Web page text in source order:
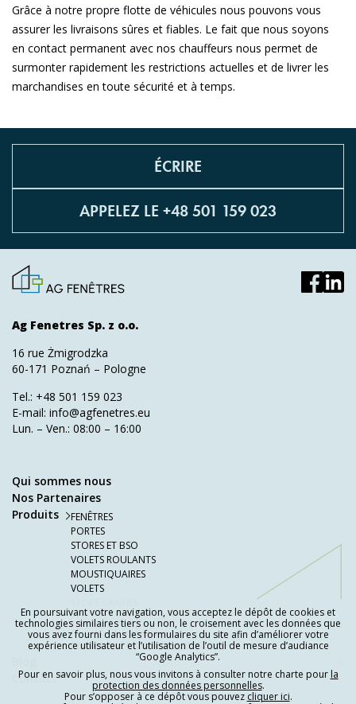
Grâce à notre propre flotte de véhicules nous pouvons vous
assurer les livraisons sûres et fiables. Le fait que nous soyons
en contact permanent avec nos chauffeurs nous permet de
surmonter rapidement les restrictions actuelles et de livrer les
marchandises en toute sécurité et à temps.
ÉCRIRE
APPELEZ LE +48 501 159 023
Ag Fenetres Sp. z o.o.
16 rue Żmigrodzka
60-171 Poznań – Pologne
Tel.: +48 501 159 023
E-mail: info@agfenetres.eu
Lun. – Ven.: 08:00 – 16:00
Qui sommes nous
Nos Partenaires
Produits
FENÊTRES
PORTES
STORES ET BSO
VOLETS ROULANTS
MOUSTIQUAIRES
VOLETS
PORTAILS ET CLÔTURES
PORTES DE GARAGE
PERGOLAS ET STORE SCREENS
Contact
En poursuivant votre navigation, vous acceptez le dépôt de cookies et
technologies similaires tiers ou non, le croisement avec les données que
vous avez fourni dans les formulaires du site afin d’améliorer votre
expérience utilisateur et l’utilisation de l’outil de mesure d’audiance
“Google Analytics”.
Pour en savoir plus, nous vous invitons à consulter notre charte pour la
protection des données personnelles.
Pour s’opposer à ce dépôt vous pouvez cliquer ici.